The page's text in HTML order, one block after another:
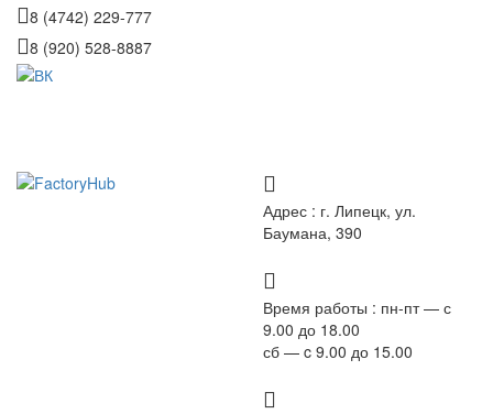
8 (4742) 229-777
8 (920) 528-8887
Адрес : г. Липецк, ул.
Баумана, 390
Время работы : пн-пт — с
9.00 до 18.00
сб — c 9.00 до 15.00